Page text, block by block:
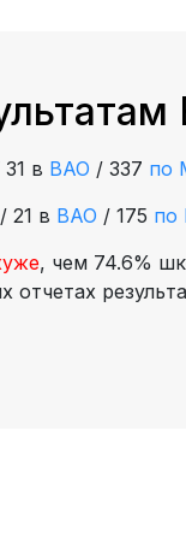
31 в ВАО / 337 по
/ 21 в ВАО / 175 по
, чем 74.6%